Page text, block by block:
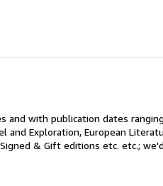
and with publication dates
and Exploration, European
& Gift editions etc. etc.;